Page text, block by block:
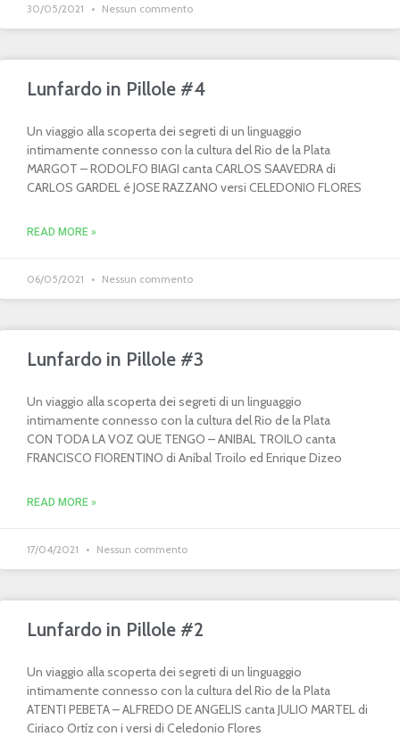
30/05/2021 Nessun commento
Lunfardo in Pillole #4
Un viaggio alla scoperta dei segreti di un linguaggio
intimamente connesso con la cultura del Rio de la Plata
MARGOT – RODOLFO BIAGI canta CARLOS SAAVEDRA di
CARLOS GARDEL é JOSE RAZZANO versi CELEDONIO FLORES
READ MORE »
06/05/2021 Nessun commento
Lunfardo in Pillole #3
Un viaggio alla scoperta dei segreti di un linguaggio
intimamente connesso con la cultura del Rio de la Plata
CON TODA LA VOZ QUE TENGO – ANIBAL TROILO canta
FRANCISCO FIORENTINO di Aníbal Troilo ed Enrique Dizeo
READ MORE »
17/04/2021 Nessun commento
Lunfardo in Pillole #2
Un viaggio alla scoperta dei segreti di un linguaggio
intimamente connesso con la cultura del Rio de la Plata
ATENTI PEBETA – ALFREDO DE ANGELIS canta JULIO MARTEL di
Ciriaco Ortíz con i versi di Celedonio Flores